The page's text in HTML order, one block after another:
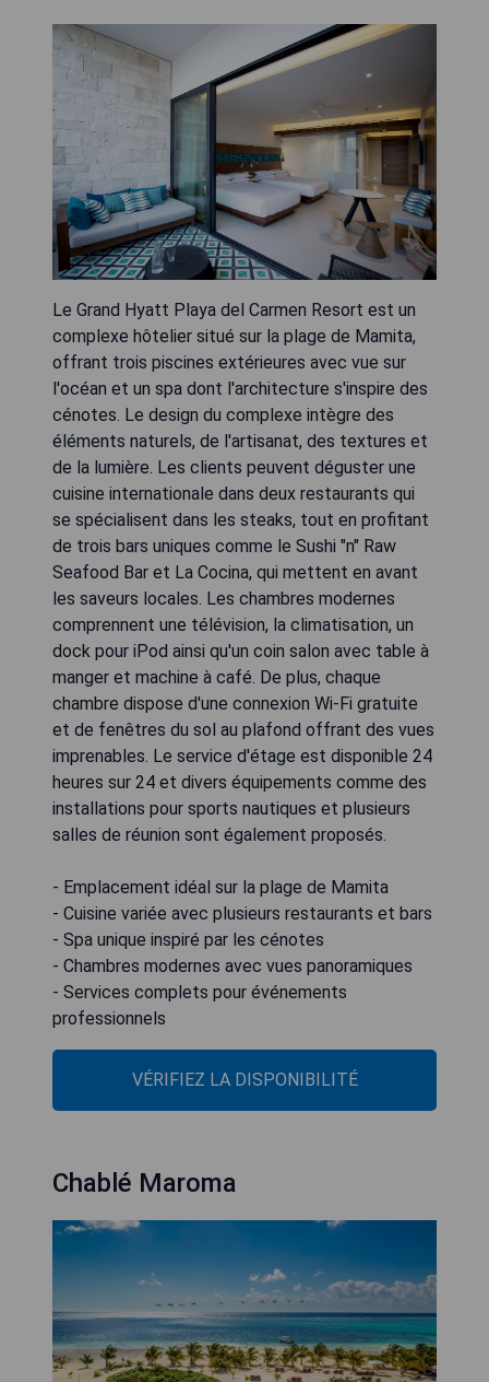
Le Grand Hyatt Playa del Carmen Resort est un
complexe hôtelier situé sur la plage de Mamita,
offrant trois piscines extérieures avec vue sur
l'océan et un spa dont l'architecture s'inspire des
cénotes. Le design du complexe intègre des
éléments naturels, de l'artisanat, des textures et
de la lumière. Les clients peuvent déguster une
cuisine internationale dans deux restaurants qui
se spécialisent dans les steaks, tout en profitant
de trois bars uniques comme le Sushi "n" Raw
Seafood Bar et La Cocina, qui mettent en avant
les saveurs locales. Les chambres modernes
comprennent une télévision, la climatisation, un
dock pour iPod ainsi qu'un coin salon avec table à
manger et machine à café. De plus, chaque
chambre dispose d'une connexion Wi-Fi gratuite
et de fenêtres du sol au plafond offrant des vues
imprenables. Le service d'étage est disponible 24
heures sur 24 et divers équipements comme des
installations pour sports nautiques et plusieurs
salles de réunion sont également proposés.
- Emplacement idéal sur la plage de Mamita
- Cuisine variée avec plusieurs restaurants et bars
- Spa unique inspiré par les cénotes
- Chambres modernes avec vues panoramiques
- Services complets pour événements
professionnels
VÉRIFIEZ LA DISPONIBILITÉ
Chablé Maroma